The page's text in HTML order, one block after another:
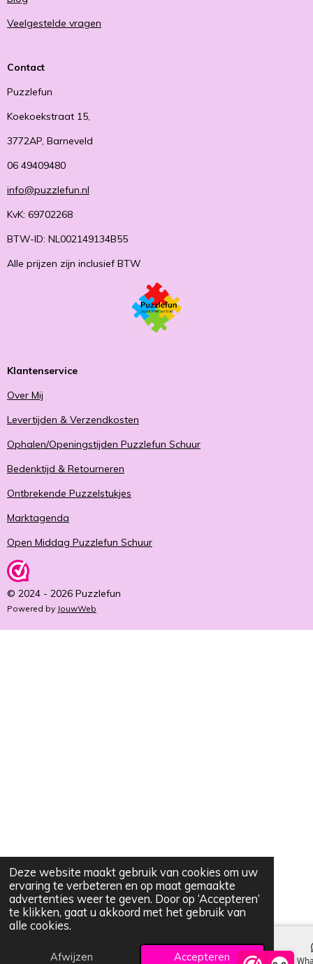
Deze website maakt gebruik van cookies om uw
ervaring te verbeteren en op maat gemaakte
advertenties weer te geven. Door op ‘Accepteren’
te klikken, gaat u akkoord met het gebruik van
alle cookies.
Afwijzen Accepteren
Veelgestelde vragen
Contact
Puzzlefun
Koekoekstraat 15,
3772AP, Barneveld
06 49409480
info@puzzlefun.nl
KvK: 69702268
BTW-ID: NL002149134B55
Alle prijzen zijn inclusief BTW
Klantenservice
Over Mij
Levertijden & Verzendkosten
Ophalen/Openingstijden Puzzlefun Schuur
Bedenktijd & Retourneren
Ontbrekende Puzzelstukjes
Marktagenda
Open Middag Puzzlefun Schuur
© 2024 - 2026 Puzzlefun
Powered by JouwWeb
E-mailadres Kaart